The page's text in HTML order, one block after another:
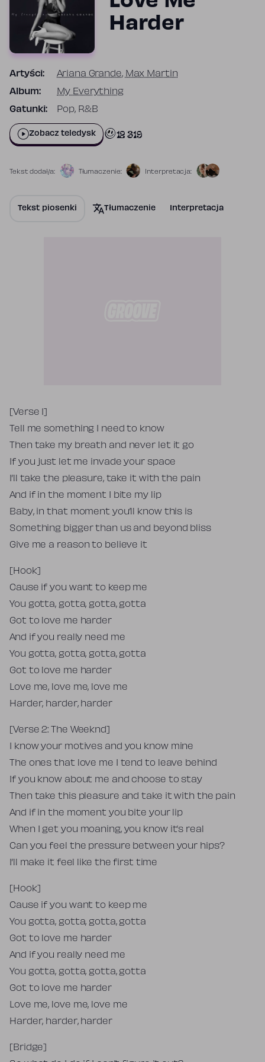
Harder
Artyści: Ariana Grande, Max Martin
Album: My Everything
Gatunki: Pop, R&B
Zobacz teledysk 12 319
Tekst dodał/a: Tłumaczenie: Interpretacja:
Tekst piosenki Tłumaczenie Interpretacja
Tekst piosenki
[Verse 1]
Tell me something I need to know
Then take my breath and never let it go
If you just let me invade your space
I’ll take the pleasure, take it with the pain
And if in the moment I bite my lip
Baby, in that moment you’ll know this is
Something bigger than us and beyond bliss
Give me a reason to believe it
[Hook]
Cause if you want to keep me
You gotta, gotta, gotta, gotta
Got to love me harder
And if you really need me
You gotta, gotta, gotta, gotta
Got to love me harder
Love me, love me, love me
Harder, harder, harder
[Verse 2: The Weeknd]
I know your motives and you know mine
The ones that love me I tend to leave behind
If you know about me and choose to stay
Then take this pleasure and take it with the pain
And if in the moment you bite your lip
When I get you moaning, you know it’s real
Can you feel the pressure between your hips?
I’ll make it feel like the first time
[Hook]
Cause if you want to keep me
You gotta, gotta, gotta, gotta
Got to love me harder
And if you really need me
You gotta, gotta, gotta, gotta
Got to love me harder
Love me, love me, love me
Harder, harder, harder
[Bridge]